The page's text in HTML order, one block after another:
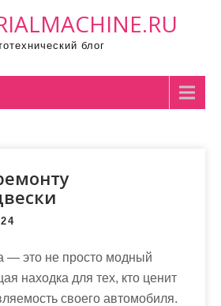
блог
— это не просто модный
находка для тех, кто ценит
своего автомобиля.